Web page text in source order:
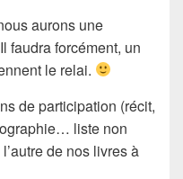
aurons une
faudra forcément, un
le relai.
de participation (récit,
liste non
de nos livres à